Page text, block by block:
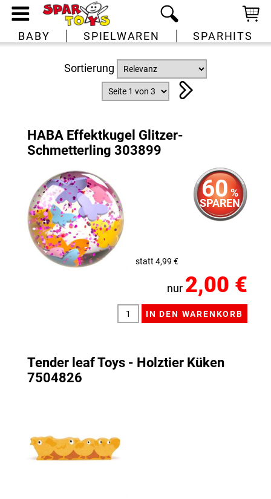
BABY SPIELWAREN SPARHITS
Sortierung
HABA Effektkugel Glitzer-
Schmetterling 303899
60 %
SPAREN
statt 4,99 €
nur 2,00 €
Tender leaf Toys - Holztier Küken
7504826